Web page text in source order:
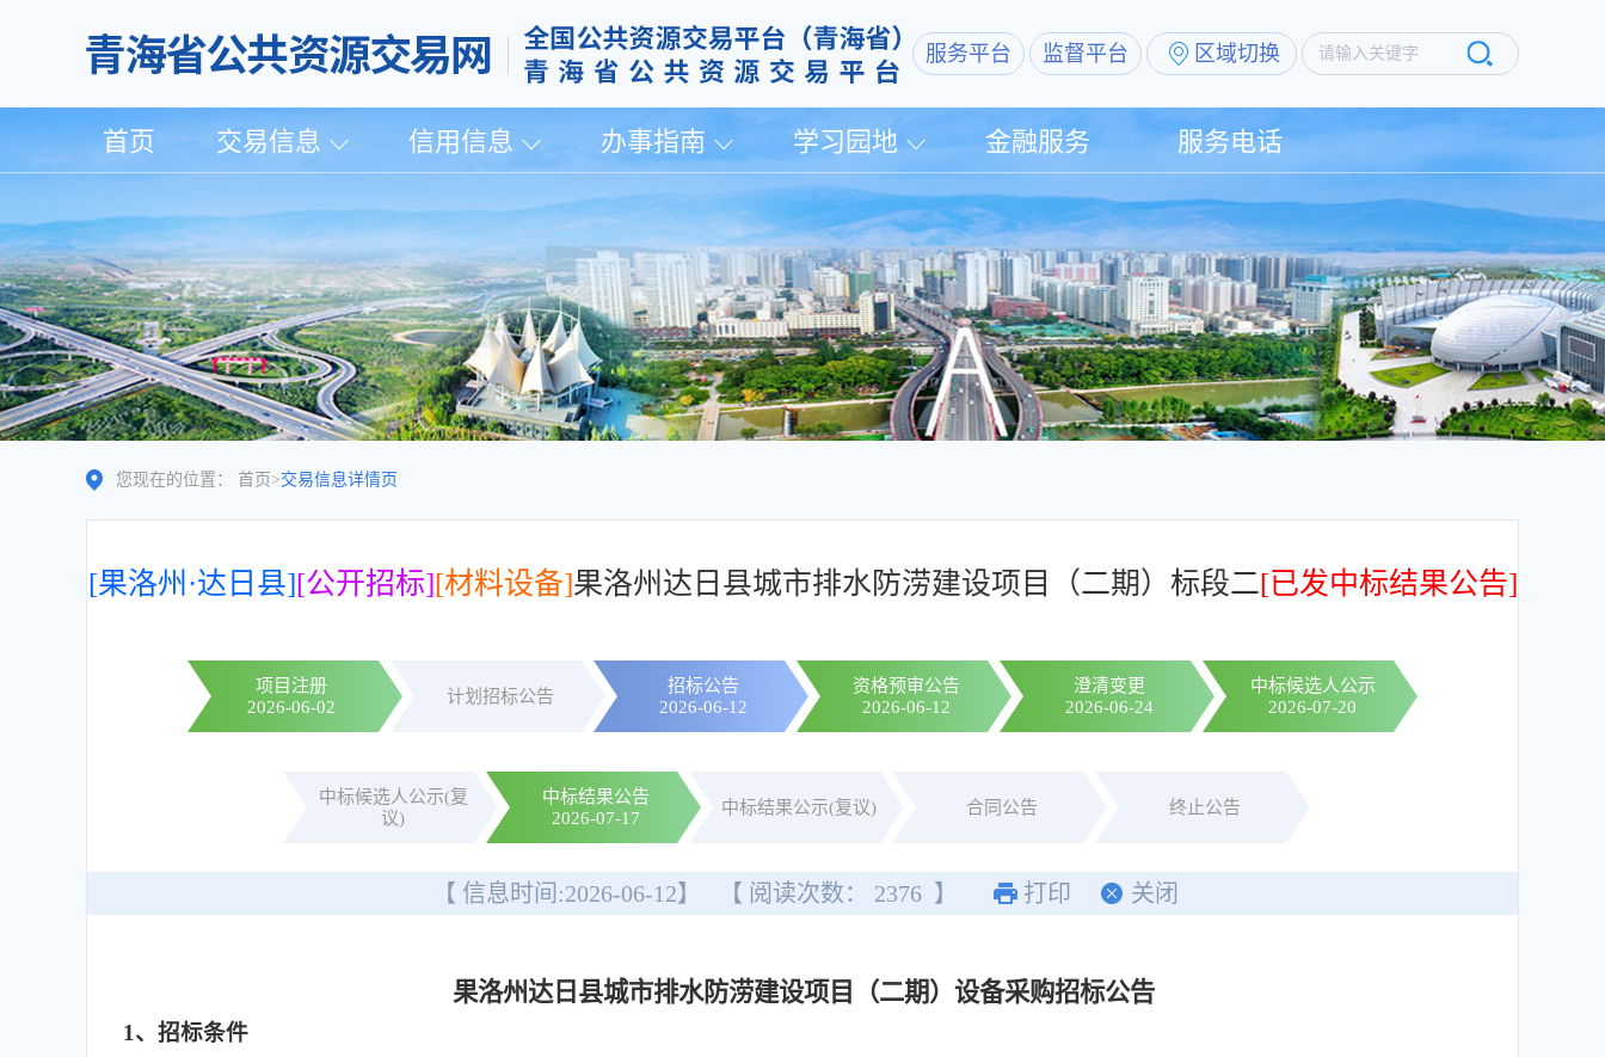
服务平台 监督平台 区域切换 请输入关键字
首页 交易信息 信用信息 办事指南 学习园地 金融服务 服务电话
您现在的位置： 首页 >交易信息详情页
[果洛州·达日县][公开招标][材料设备]果洛州达日县城市排水防涝建设项目（二期）标段二[已发中标结果公告]
项目注册
2026-06-02
计划招标公告
招标公告
2026-06-12
资格预审公告
2026-06-12
澄清变更
2026-06-24
中标候选人公示
2026-07-20
中标候选人公示(复
议)
中标结果公告
2026-07-17
中标结果公示(复议) 合同公告 终止公告
【 信息时间:2026-06-12】 【 阅读次数： 2376 】 打印 关闭
果洛州达日县城市排水防涝建设项目（二期） 设备采购招标公告
1、招标条件